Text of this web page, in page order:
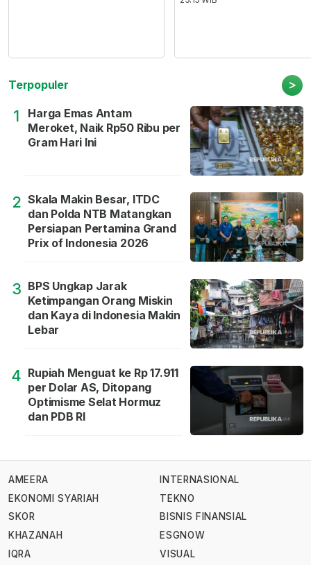
Terpopuler >
1
Harga Emas Antam
Meroket, Naik Rp50 Ribu per
Gram Hari Ini
2 Skala Makin Besar, ITDC
dan Polda NTB Matangkan
Persiapan Pertamina Grand
Prix of Indonesia 2026
3 BPS Ungkap Jarak
Ketimpangan Orang Miskin
dan Kaya di Indonesia Makin
Lebar
4 Rupiah Menguat ke Rp 17.911
per Dolar AS, Ditopang
Optimisme Selat Hormuz
dan PDB RI
AMEERA
EKONOMI SYARIAH
SKOR
KHAZANAH
IQRA
INTERNASIONAL
TEKNO
BISNIS FINANSIAL
ESGNOW
VISUAL